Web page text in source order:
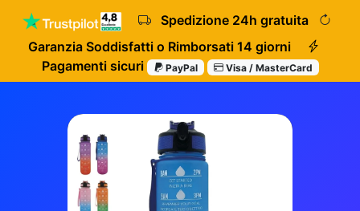
Spedizione 24h gratuita
Garanzia Soddisfatti o Rimborsati 14 giorni
Pagamenti sicuri
PayPal Visa / MasterCard